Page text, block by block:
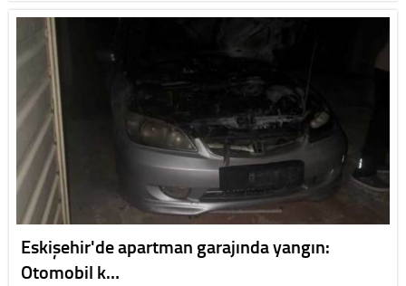
Eskişehir'de apartman garajında yangın:
Otomobil k…